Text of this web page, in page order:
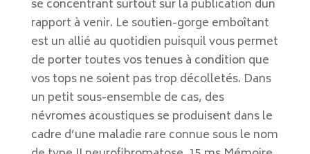
se concentrant surtout sur la publication dun
rapport à venir. Le soutien-gorge emboîtant
est un allié au quotidien puisquil vous permet
de porter toutes vos tenues à condition que
vos tops ne soient pas trop décolletés. Dans
un petit sous-ensemble de cas, des
névromes acoustiques se produisent dans le
cadre d’une maladie rare connue sous le nom